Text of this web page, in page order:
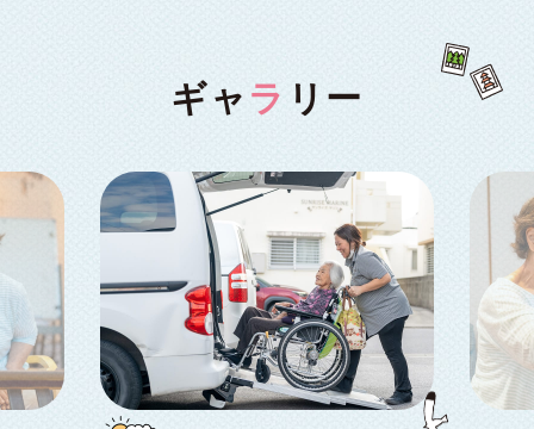
ギャ ラ リー